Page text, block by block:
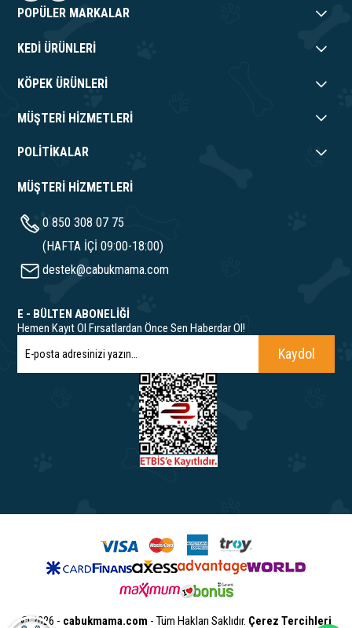
POPÜLER MARKALAR
KEDİ ÜRÜNLERİ
KÖPEK ÜRÜNLERİ
MÜŞTERİ HİZMETLERİ
POLİTİKALAR
MÜŞTERİ HİZMETLERİ
0 850 308 07 75
(HAFTA İÇİ 09:00-18:00)
destek@cabukmama.com
E - BÜLTEN ABONELİĞİ
Hemen Kayıt Ol Fırsatlardan Önce Sen Haberdar Ol!
Kaydol
© 2026 - cabukmama.com - Tüm Hakları Saklıdır. Çerez Tercihleri